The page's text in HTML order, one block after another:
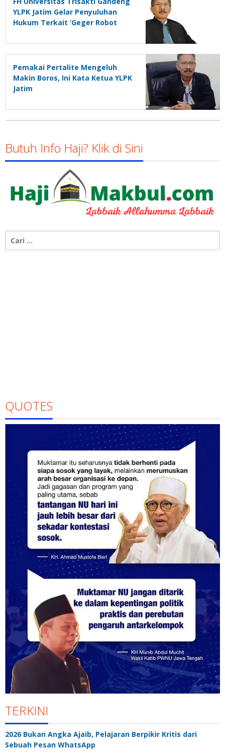
YLPK Jatim Gelar Penyuluhan
Hukum Terkait ‘Geger Robot
Pemakai Pertalite Mengeluh
Makin Boros, Ini Kata Ketua YLPK
Jatim
Butuh Info Haji? Klik di Sini
untuk:
QUOTES
TERKINI
2026 Bukan Angka Ajaib, Pelajaran Berpikir Kritis dari
Sebuah Pesan WhatsApp